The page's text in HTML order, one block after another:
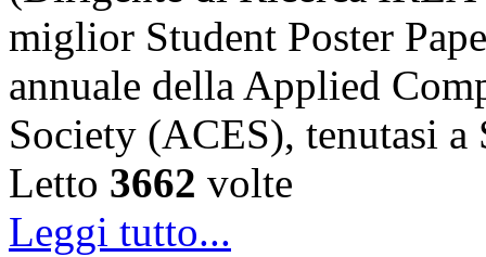
miglior Student Poster
annuale della Applied
Society (ACES), tenutasi
Letto 3662 volte
Leggi tutto...